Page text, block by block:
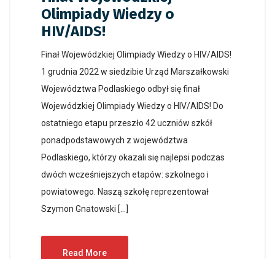
Olimpiady Wiedzy o
HIV/AIDS!
Finał Wojewódzkiej Olimpiady Wiedzy o HIV/AIDS!
1 grudnia 2022 w siedzibie Urząd Marszałkowski
Województwa Podlaskiego odbył się finał
Wojewódzkiej Olimpiady Wiedzy o HIV/AIDS! Do
ostatniego etapu przeszło 42 uczniów szkół
ponadpodstawowych z województwa
Podlaskiego, którzy okazali się najlepsi podczas
dwóch wcześniejszych etapów: szkolnego i
powiatowego. Naszą szkołę reprezentował
Szymon Gnatowski […]
Read More